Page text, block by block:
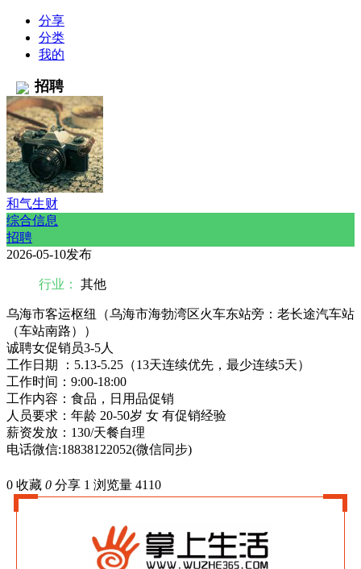
分享
分类
我的
招聘
和气生财
综合信息
招聘
2026-05-10发布
行业： 其他
乌海市客运枢纽（乌海市海勃湾区火车东站旁：老长途汽车站
（车站南路））
诚聘女促销员3-5人
工作日期 ：5.13-5.25（13天连续优先，最少连续5天）
工作时间：9:00-18:00
工作内容：食品，日用品促销
人员要求：年龄 20-50岁 女 有促销经验
薪资发放：130/天餐自理
电话微信:18838122052(微信同步)
0 收藏 0 分享 1 浏览量 4110